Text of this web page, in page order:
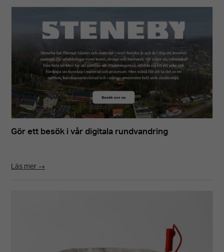
Gör ett besök i vår digitala rundvandring
Läs mer →